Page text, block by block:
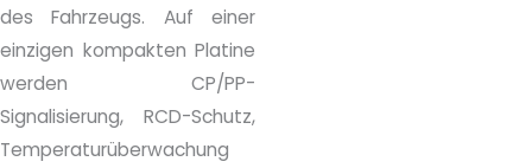
des Fahrzeugs. Auf einer
einzigen kompakten Platine
werden CP/PP-
Signalisierung, RCD-Schutz,
Temperaturüberwachung